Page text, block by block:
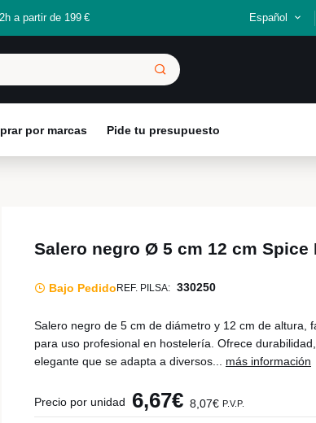
a partir de 199 € Español
por marcas Pide tu presupuesto
Salero negro Ø 5 cm 12 cm Spice
Bajo Pedido REF. PILSA: 330250
Salero negro de 5 cm de diámetro y 12 cm de altura,
para uso profesional en hostelería. Ofrece
elegante que se adapta a diversos... más información
Precio por unidad 6,67€ 8,07€ P.V.P.